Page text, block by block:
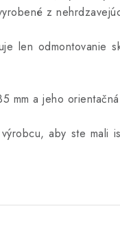
z
len odmontovanie
mm a jeho
aby ste mali